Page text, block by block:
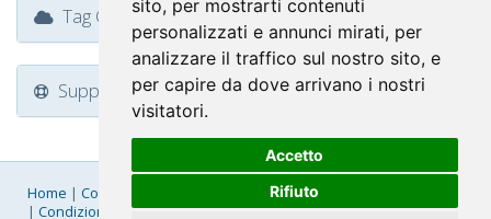
sito, per mostrarti contenuti
personalizzati e annunci mirati, per
analizzare il traffico sul nostro sito, e
per capire da dove arrivano i nostri
visitatori.
Accetto
Rifiuto
Tag Cloud
Support
Home | Company Pagamenti
| Condizioni Generali|Fatturazione Elettronica|Mappa